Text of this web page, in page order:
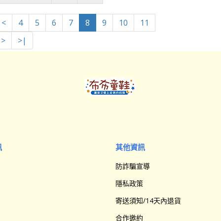
< 4 5 6 7 8 9 10
11
>
>|
其他資訊
防詐騙宣導
隱私政策
寄送須知/14天內退貨
合作邀約